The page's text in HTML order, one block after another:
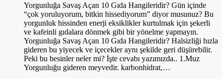
Yorgunluğa Savaş Açan 10 Gıda Hangileridir? Gün içinde
“çok yoruluyorum, bitkin hissediyorum” diyor musunuz? Bu
yorgunluk hissinden enerji eksiklikler kurtulmak için şekerli
ve kafeinli gıdalara dönmek gibi bir yönelme yapmayın.
Yorgunluğa Savaş Açan 10 Gıda Hangileridir? Halsizliği hızla
gideren bu yiyecek ve içecekler aynı şekilde geri düşürebilir.
Peki bu besinler neler mi? İşte cevabı yazımızda.. 1.Muz
Yorgunluğu gideren meyvedir. karbonhidrat,…